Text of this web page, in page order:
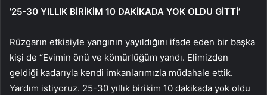
’25-30 YILLIK BİRİKİM 10 DAKİKADA YOK OLDU GİTTİ’
Rüzgarın etkisiyle yangının yayıldığını ifade eden bir başka
kişi de “Evimin önü ve kömürlüğüm yandı. Elimizden
geldiği kadarıyla kendi imkanlarımızla müdahale ettik.
Yardım istiyoruz. 25-30 yıllık birikim 10 dakikada yok oldu